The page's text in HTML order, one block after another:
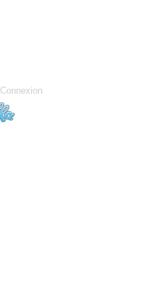
Connexion